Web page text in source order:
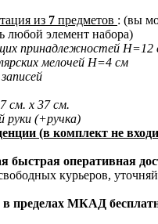
из 7 предметов : (вы
любой элемент набора)
принадлежностей H=12
мелочей H=4 см
см. х 37 см.
руки (+ручка)
(в комплект не
быстрая оперативная
курьеров,
в пределах МКАД